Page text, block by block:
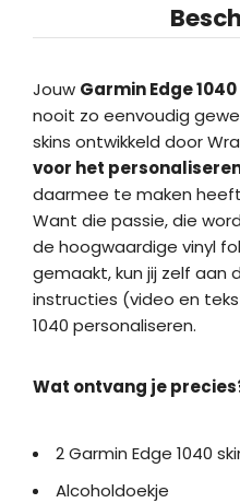
Jouw Garmin Edge
nooit zo eenvoudig
skins ontwikkeld door
voor het
daarmee te maken heeft,
Want die passie, die
de hoogwaardige vinyl
gemaakt, kun jij zelf aan
instructies (video en
1040 personaliseren.
Wat ontvang je
2 Garmin Edge 1040
Alcoholdoekje